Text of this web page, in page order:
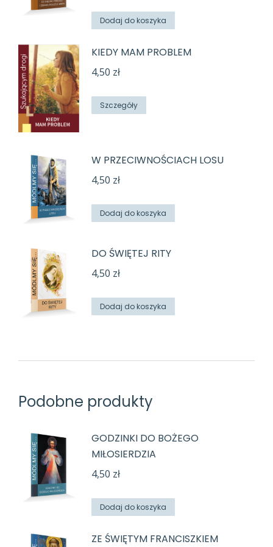
Dodaj do koszyka
KIEDY MAM PROBLEM
4,50 zł
Szczegóły
W PRZECIWNOŚCIACH LOSU
4,50 zł
Dodaj do koszyka
DO ŚWIĘTEJ RITY
4,50 zł
Dodaj do koszyka
Podobne produkty
GODZINKI DO BOŻEGO
MIŁOSIERDZIA
4,50 zł
Dodaj do koszyka
ZE ŚWIĘTYM FRANCISZKIEM